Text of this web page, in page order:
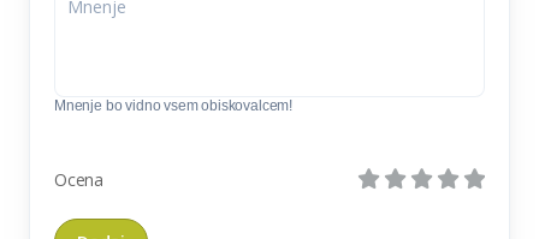
Mnenje bo vidno vsem obiskovalcem!
Ocena